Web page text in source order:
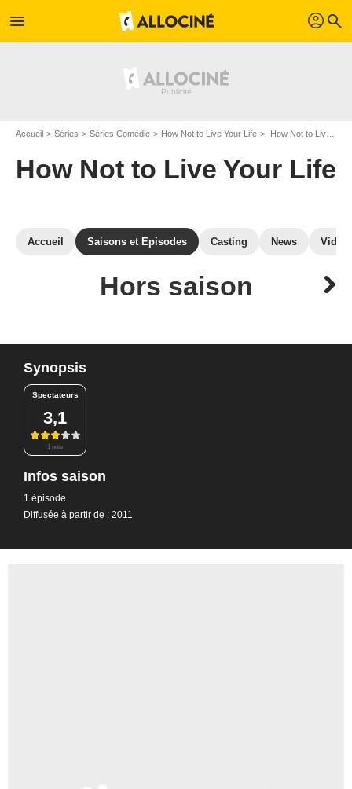
menu profil search
Accueil Séries Séries Comédie How Not to Live Your Life How Not to Live Your Life: Episodes hors saison
How Not to Live Your Life
Accueil Saisons et Episodes Casting News
Hors saison
Synopsis
Spectateurs
3,1
1 note
Infos saison
1 épisode
Diffusée à partir de : 2011